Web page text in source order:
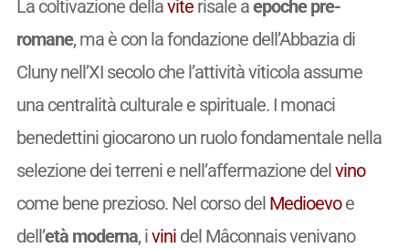
La coltivazione dellaviterisale aepoche pre-
romane, ma è con la fondazione dell’Abbazia di
Cluny nell’XI secolo che l’attività viticola assume
una centralità culturale e spirituale. I monaci
benedettini giocarono un ruolo fondamentale nella
selezione dei terreni e nell’affermazione delvino
come bene prezioso. Nel corso del Medioevoe
dell’età moderna, ivinidel Mâconnais venivano